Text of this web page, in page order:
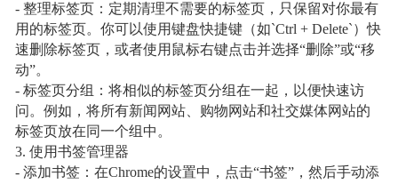
- 整理标签页：定期清理不需要的标签页，只保留对你最有
用的标签页。你可以使用键盘快捷键（如`Ctrl + Delete`）快
速删除标签页，或者使用鼠标右键点击并选择“删除”或“移
动”。
- 标签页分组：将相似的标签页分组在一起，以便快速访
问。例如，将所有新闻网站、购物网站和社交媒体网站的
标签页放在同一个组中。
3. 使用书签管理器
- 添加书签：在Chrome的设置中，点击“书签”，然后手动添